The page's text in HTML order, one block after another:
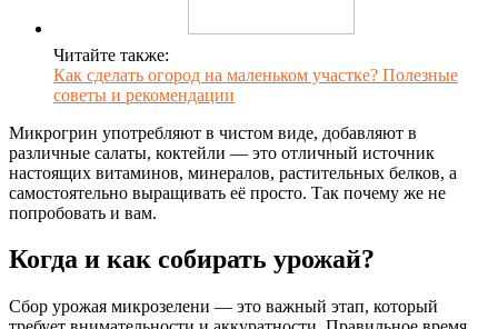
Читайте также:
Как сделать огород на маленьком участке? Полезные
советы и рекомендации
Микрогрин употребляют в чистом виде, добавляют в
различные салаты, коктейли — это отличный источник
настоящих витаминов, минералов, растительных белков, а
самостоятельно выращивать её просто. Так почему же не
попробовать и вам.
Когда и как собирать урожай?
Сбор урожая микрозелени — это важный этап, который